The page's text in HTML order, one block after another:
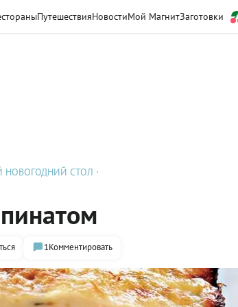
ПутешествияНовостиМой МагнитЗаготовки
НОВОГОДНИЙ СТОЛ
1Комментировать